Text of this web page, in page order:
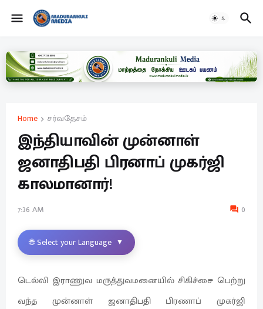
Home சர்வதேசம்
இந்தியாவின் முன்னாள்
ஜனாதிபதி பிரனாப் முகர்ஜி
காலமானார்!
7:36 AM 0
🌐 Select your Language ▼
டெல்லி இராணுவ மருத்துவமனையில் சிகிச்சை பெற்று
வந்த முன்னாள் ஜனாதிபதி பிரணாப் முகர்ஜி